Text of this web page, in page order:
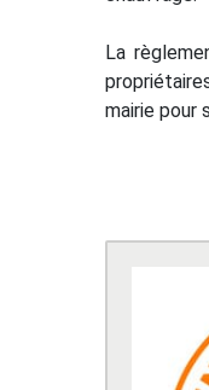
La
mairie pour